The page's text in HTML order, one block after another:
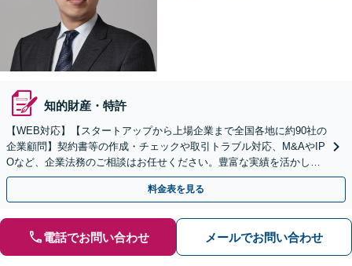
知的財産・特許
【WEB対応】【スタートアップから上場企業まで全国各地に約90社の
企業顧問】契約書等の作成・チェックや取引トラブル対応、M&AやIP
Oなど、企業法務のご相談はお任せください。豊富な実績を活かし的
確に対応を進めてまいります。
料金表を見る
電話でお問い合わせ メールでお問い合わせ